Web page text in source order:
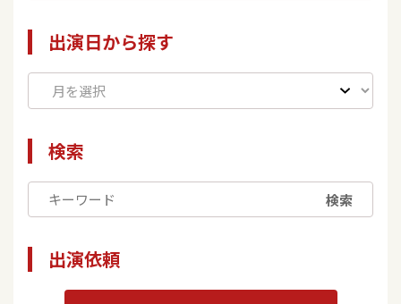
出演日から探す
検索
検索
出演依頼